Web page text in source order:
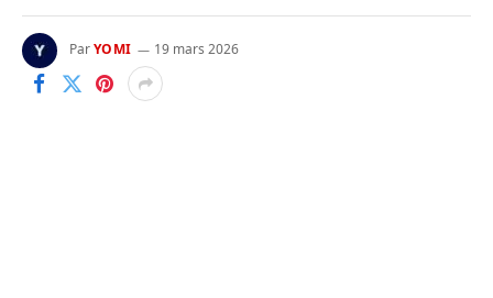
ParYOMI 19 mars 2026